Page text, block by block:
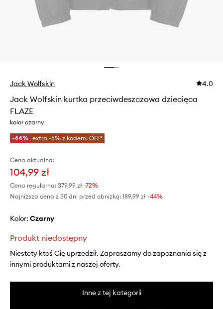
Jack Wolfskin 4.0
Jack Wolfskin kurtka przeciwdeszczowa dziecięca
FLAZE
kolor czarny
-44% extra -5% z kodem: OFF*
Cena aktualna:
104,99 zł
Cena regularna: 379,99 zł -72%
Najniższa cena z 30 dni przed obniżką: 189,99 zł -44%
Kolor: czarny
Produkt niedostępny
Niestety ktoś Cię uprzedził. Zapraszamy do zapoznania się z
innymi produktami z naszej oferty.
Inne z tej kategorii